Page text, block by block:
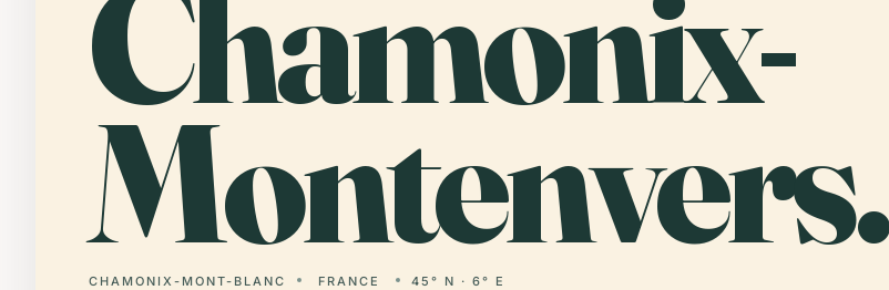
Chamonix-
Montenvers.
CHAMONIX-MONT-BLANC FRANCE 45° N · 6° E